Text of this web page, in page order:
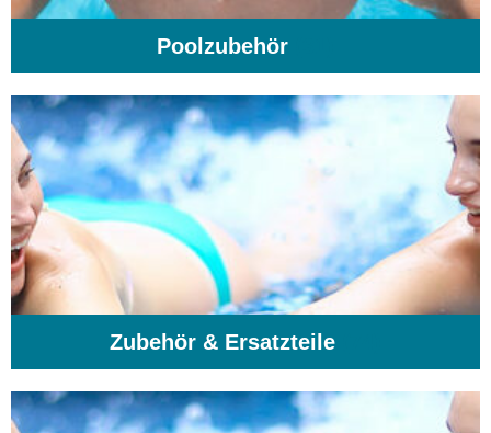
Poolzubehör
Zubehör & Ersatzteile